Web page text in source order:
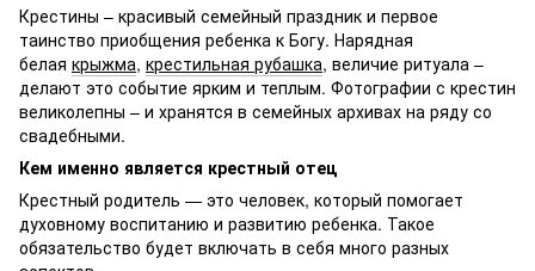
Крестины – красивый семейный праздник и первое
таинство приобщения ребенка к Богу. Нарядная
белая крыжма, крестильная рубашка, величие ритуала –
делают это событие ярким и теплым. Фотографии с крестин
великолепны – и хранятся в семейных архивах на ряду со
свадебными.
Кем именно является крестный отец
Крестный родитель — это человек, который помогает
духовному воспитанию и развитию ребенка. Такое
обязательство будет включать в себя много разных